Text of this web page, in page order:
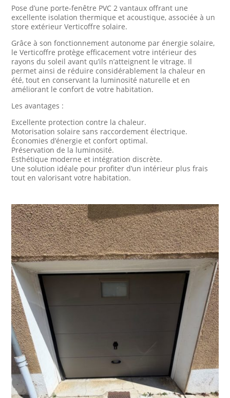
Pose d’une porte-fenêtre PVC 2 vantaux offrant une
excellente isolation thermique et acoustique, associée à un
store extérieur Verticoffre solaire.
Grâce à son fonctionnement autonome par énergie solaire,
le Verticoffre protège efficacement votre intérieur des
rayons du soleil avant qu’ils n’atteignent le vitrage. Il
permet ainsi de réduire considérablement la chaleur en
été, tout en conservant la luminosité naturelle et en
améliorant le confort de votre habitation.
Les avantages :
Excellente protection contre la chaleur.
Motorisation solaire sans raccordement électrique.
Économies d’énergie et confort optimal.
Préservation de la luminosité.
Esthétique moderne et intégration discrète.
Une solution idéale pour profiter d’un intérieur plus frais
tout en valorisant votre habitation.